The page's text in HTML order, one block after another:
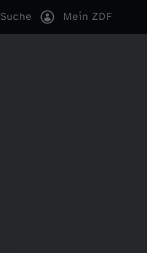
Suche Mein ZDF